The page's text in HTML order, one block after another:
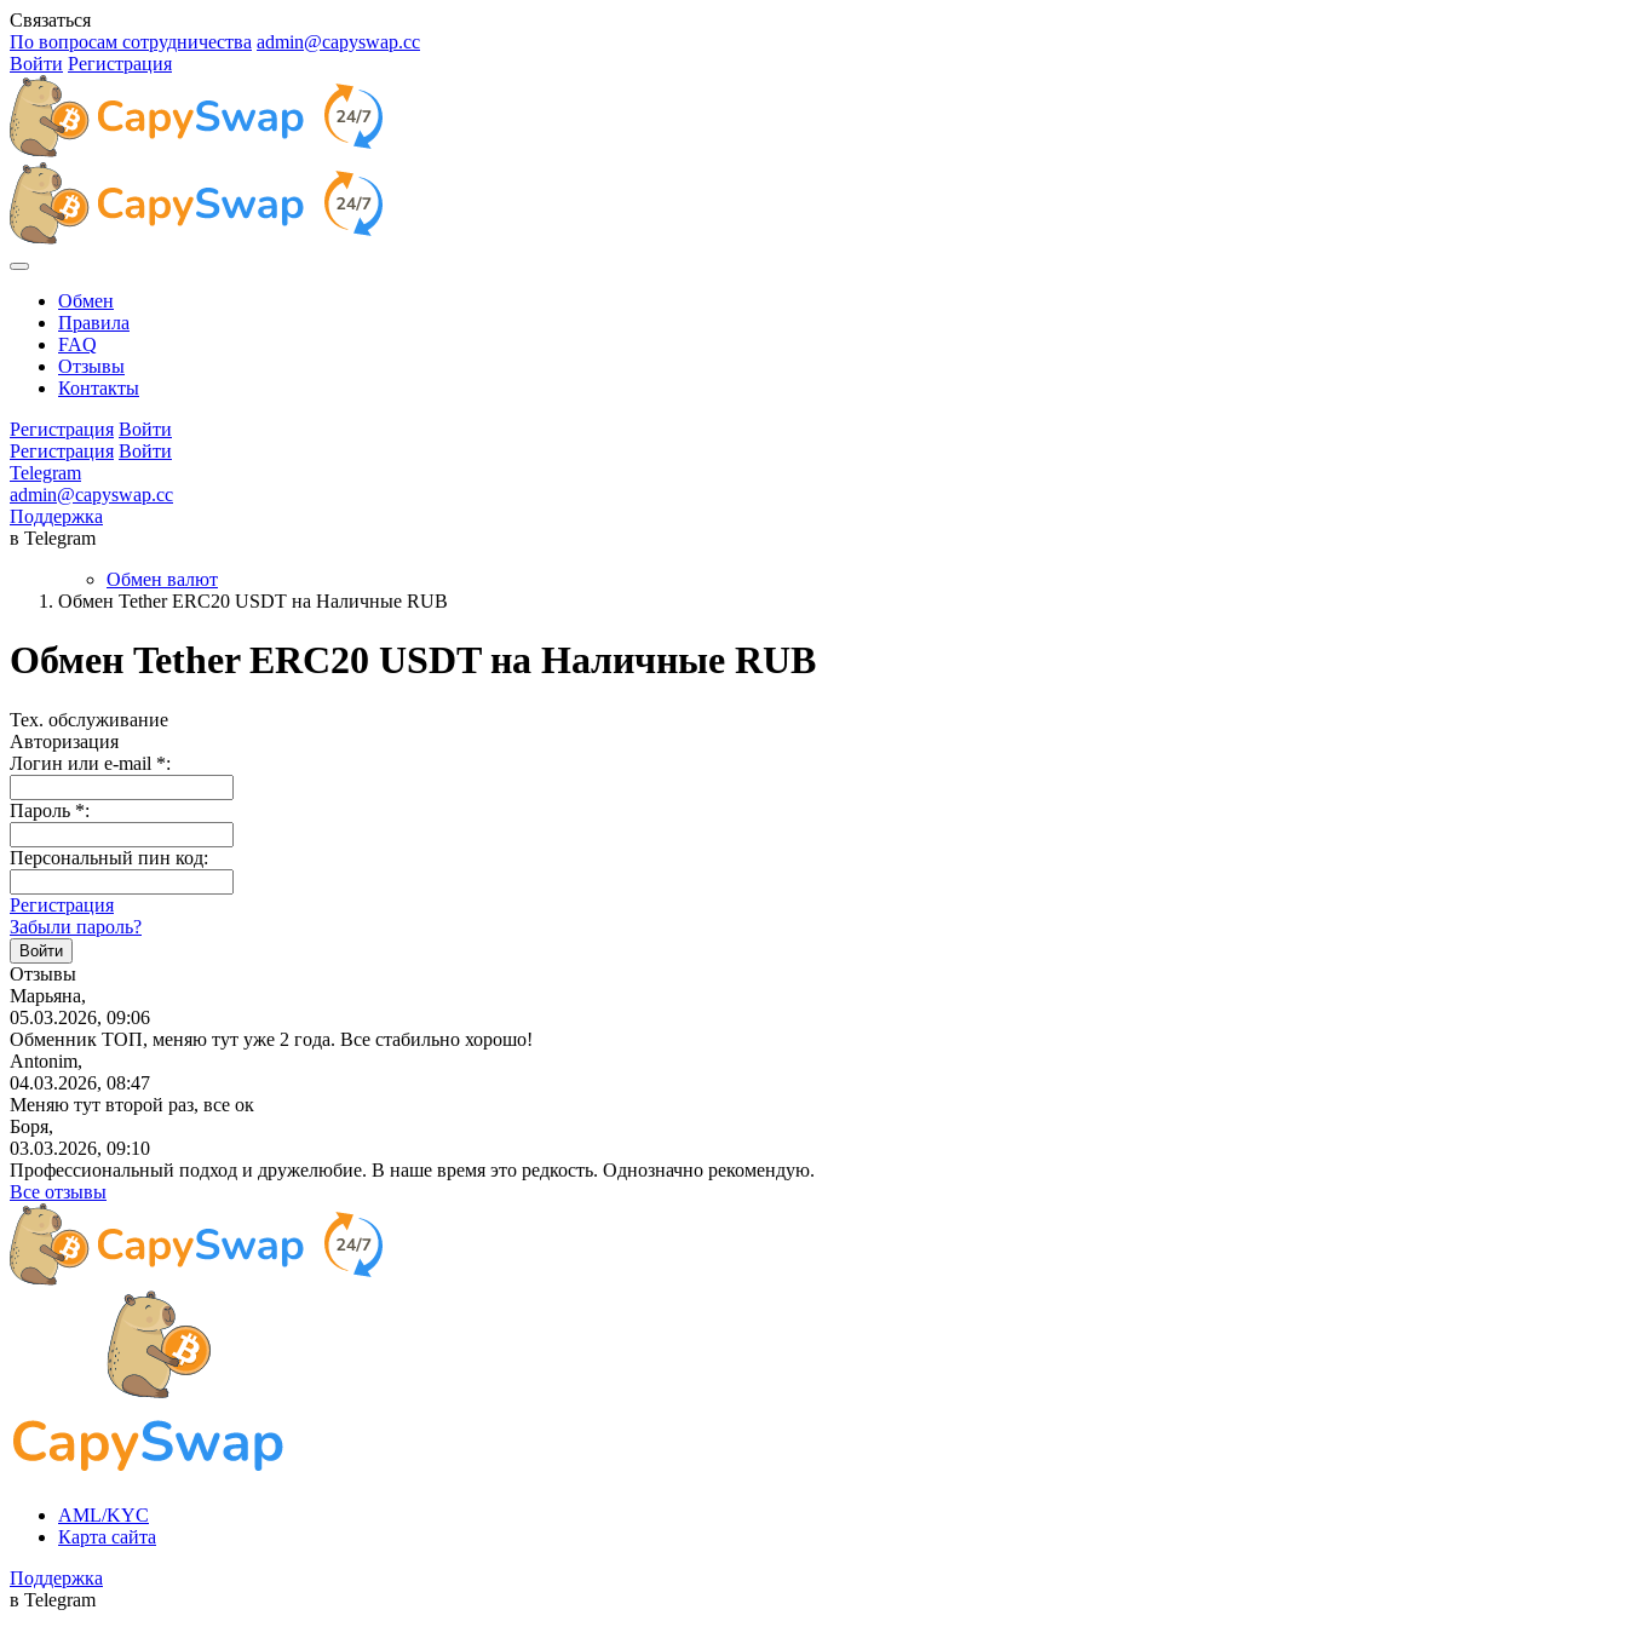
Связаться
По вопросам сотрудничества admin@capyswap.cc
Войти Регистрация
Обмен
Правила
FAQ
Отзывы
Контакты
Регистрация Войти
Регистрация Войти
Telegram
admin@capyswap.cc
Поддержка
в Telegram
Обмен валют
Обмен Tether ERC20 USDT на Наличные RUB
Обмен Tether ERC20 USDT на Наличные RUB
Тех. обслуживание
Авторизация
Логин или e-mail *:
Пароль *:
Персональный пин код:
Регистрация
Забыли пароль?
Отзывы
Марьяна,
05.03.2026, 09:06
Обменник ТОП, меняю тут уже 2 года. Все стабильно хорошо!
Antonim,
04.03.2026, 08:47
Меняю тут второй раз, все ок
Боря,
03.03.2026, 09:10
Профессиональный подход и дружелюбие. В наше время это редкость. Однозначно рекомендую.
Все отзывы
AML/KYC
Карта сайта
Поддержка
в Telegram